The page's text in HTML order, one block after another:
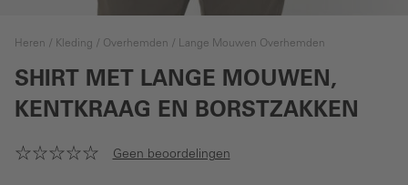
Heren Kleding Overhemden Lange Mouwen Overhemden
SHIRT MET LANGE MOUWEN,
KENTKRAAG EN BORSTZAKKEN
Geen beoordelingen